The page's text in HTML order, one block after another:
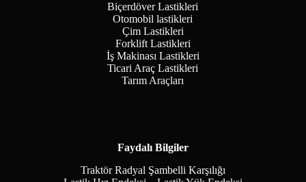
Biçerdöver Lastikleri
Otomobil lastikleri
Çim Lastikleri
Forklift Lastikleri
İş Makinası Lastikleri
Ticari Araç Lastikleri
Tarım Araçları
Faydalı Bilgiler
Traktör Radyal Şambelli Karşılığı